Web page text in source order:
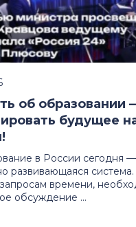
в России сегодня —
развивающаяся
запросам времени,
обсуждение ...
об образовании
будущее